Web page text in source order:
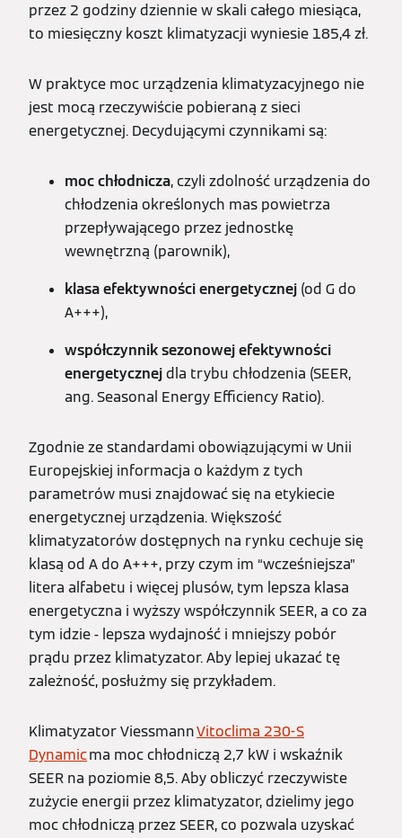
przez 2 godziny dziennie w skali całego miesiąca,
to miesięczny koszt klimatyzacji wyniesie 185,4 zł.
W praktyce moc urządzenia klimatyzacyjnego nie
jest mocą rzeczywiście pobieraną z sieci
energetycznej. Decydującymi czynnikami są:
moc chłodnicza, czyli zdolność urządzenia do
chłodzenia określonych mas powietrza
przepływającego przez jednostkę
wewnętrzną (parownik),
klasa efektywności energetycznej (od G do
A+++),
współczynnik sezonowej efektywności
energetycznejdla trybu chłodzenia (SEER,
ang. Seasonal Energy Efficiency Ratio).
Zgodnie ze standardami obowiązującymi w Unii
Europejskiej informacja o każdym z tych
parametrów musi znajdować się na etykiecie
energetycznej urządzenia. Większość
klimatyzatorów dostępnych na rynku cechuje się
klasą od A do A+++, przy czym im “wcześniejsza”
litera alfabetu i więcej plusów, tym lepsza klasa
energetyczna i wyższy współczynnik SEER, a co za
tym idzie - lepsza wydajność i mniejszy pobór
prądu przez klimatyzator. Aby lepiej ukazać tę
zależność, posłużmy się przykładem.
Klimatyzator ViessmannVitoclima 230-S
Dynamicma moc chłodniczą 2,7 kW i wskaźnik
SEER na poziomie 8,5. Aby obliczyć rzeczywiste
zużycie energii przez klimatyzator, dzielimy jego
moc chłodniczą przez SEER, co pozwala uzyskać